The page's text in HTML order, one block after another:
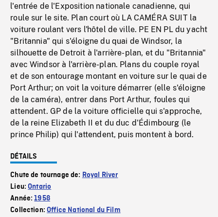
l'entrée de l'Exposition nationale canadienne, qui
roule sur le site. Plan court où LA CAMÉRA SUIT la
voiture roulant vers l'hôtel de ville. PE EN PL du yacht
"Britannia" qui s'éloigne du quai de Windsor, la
silhouette de Detroit à l'arrière-plan, et du "Britannia"
avec Windsor à l'arrière-plan. Plans du couple royal
et de son entourage montant en voiture sur le quai de
Port Arthur; on voit la voiture démarrer (elle s'éloigne
de la caméra), entrer dans Port Arthur, foules qui
attendent. GP de la voiture officielle qui s'approche,
de la reine Elizabeth II et du duc d'Édimbourg (le
prince Philip) qui l'attendent, puis montent à bord.
DÉTAILS
Chute de tournage de: Royal River
Lieu:Ontario
Année:1958
Collection:Office National du Film